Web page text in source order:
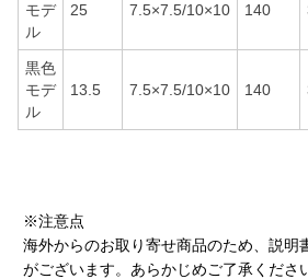
モデ
ル
25 7.5×7.5/10×10 140
黒色
モデ
ル
13.5 7.5×7.5/10×10 140
※注意点
海外からのお取り寄せ商品のため、説明
がございます。あらかじめご了承くださ